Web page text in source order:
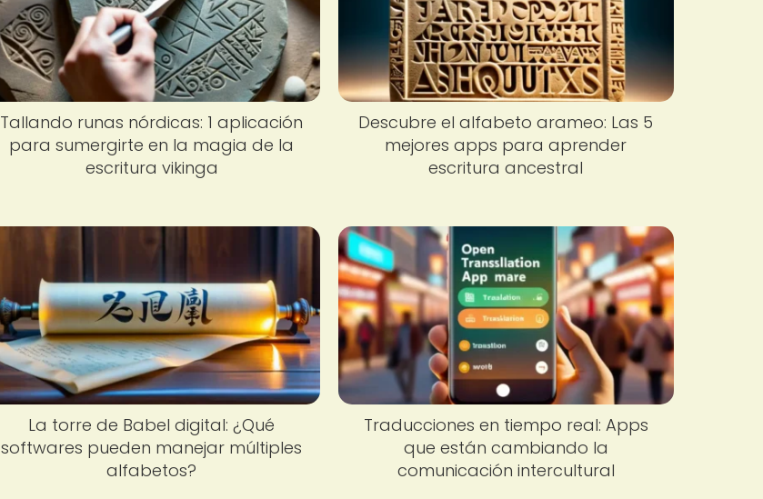
Tallando runas nórdicas: 1 aplicación
para sumergirte en la magia de la
escritura vikinga
Descubre el alfabeto arameo: Las 5
mejores apps para aprender
escritura ancestral
La torre de Babel digital: ¿Qué
softwares pueden manejar múltiples
alfabetos?
Traducciones en tiempo real: Apps
que están cambiando la
comunicación intercultural